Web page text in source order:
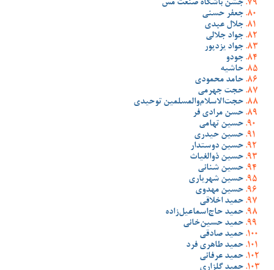
جشن باشگاه صنعت مس
جعفر حسنی
جلال عبدی
جواد جلالی
جواد یزدپور
جودو
حاشیه
حامد محمودی
حجت جهرمی
حجت‌الاسلام‌والمسلمین توحیدی
حسن مرادی فر
حسین تهامی
حسین حیدری
حسین دوستدار
حسین ذوالغیاث
حسین شنانی
حسین شهریاری
حسین مهدوی
حمید اخلاقی
حمید حاج‌اسماعیل‌زاده
حمید حسین‌خانی
حمید صادقی
حمید طاهری فرد
حمید عرفانی
حمید گلزاری